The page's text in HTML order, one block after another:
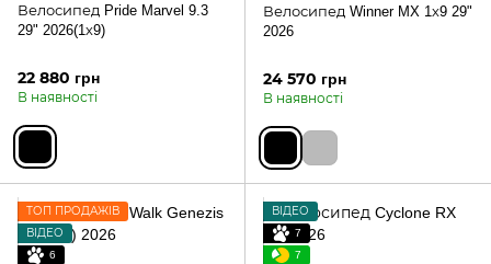
Велосипед Pride Marvel 9.3
29" 2026(1х9)
22 880 грн
В наявності
Велосипед Winner MX 1х9 29"
2026
24 570 грн
В наявності
ТОП ПРОДАЖІВ
ВІДЕО
6
ВІДЕО
7
7